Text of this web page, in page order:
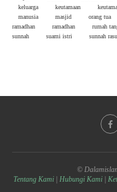
keluarga
keutamaan
manusia
masjid orang tua
ramadhan
ramadhan rumah
sunnah
suami istri sunnah
©
Tentang Kami
Hubungi Kami|